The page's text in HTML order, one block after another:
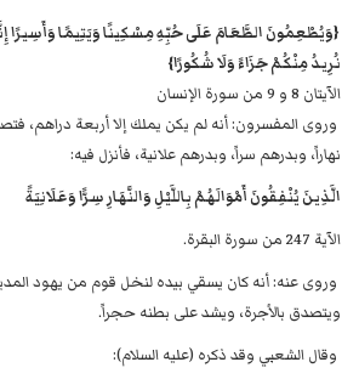
‌{وَيُطْعِمُونَ الطَّعَامَ عَلَى حُبِّهِ مِسْكِينًا وَيَتِيمًا وَأَسِيرًا
نُرِيدُ مِنْكُمْ جَزَاءً وَلَا شُكُورًا}
الآيتان 8 و 9 من سورة الإنسان
‌وروى المفسرون: أنه لم يكن يملك إلا أربعة دراهم،
نهاراً، وبدرهم سراً، وبدرهم علانية، فأنزل فيه: ‌
الَّذِينَ ‌يُنْفِقُونَ أَمْوَالَهُمْ بِاللَّيْلِ وَالنَّهَارِ سِرًّا وَعَلَانِيَةً
الآية 247 من سورة البقرة.‌
وروى عنه: ‌أنه كان يسقي بيده لنخل قوم من يهود
ويتصدق ‌بالأجرة، ويشد على بطنه حجراً.
وقال الشعبي وقد ذكره ‌(عليه السلام)‌: